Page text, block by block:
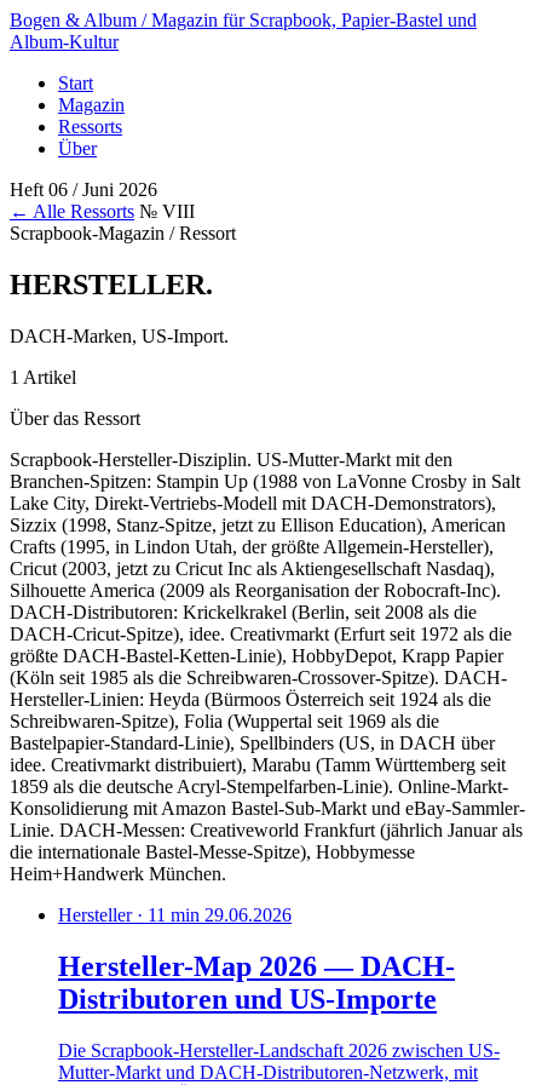
Bogen & Album / Magazin für Scrapbook, Papier-Bastel und
Album-Kultur
Start
Magazin
Ressorts
Über
Heft 06 / Juni 2026
← Alle Ressorts № VIII
Scrapbook-Magazin / Ressort
HERSTELLER.
DACH-Marken, US-Import.
1 Artikel
Über das Ressort
Scrapbook-Hersteller-Disziplin. US-Mutter-Markt mit den
Branchen-Spitzen: Stampin Up (1988 von LaVonne Crosby in Salt
Lake City, Direkt-Vertriebs-Modell mit DACH-Demonstrators),
Sizzix (1998, Stanz-Spitze, jetzt zu Ellison Education), American
Crafts (1995, in Lindon Utah, der größte Allgemein-Hersteller),
Cricut (2003, jetzt zu Cricut Inc als Aktiengesellschaft Nasdaq),
Silhouette America (2009 als Reorganisation der Robocraft-Inc).
DACH-Distributoren: Krickelkrakel (Berlin, seit 2008 als die
DACH-Cricut-Spitze), idee. Creativmarkt (Erfurt seit 1972 als die
größte DACH-Bastel-Ketten-Linie), HobbyDepot, Krapp Papier
(Köln seit 1985 als die Schreibwaren-Crossover-Spitze). DACH-
Hersteller-Linien: Heyda (Bürmoos Österreich seit 1924 als die
Schreibwaren-Spitze), Folia (Wuppertal seit 1969 als die
Bastelpapier-Standard-Linie), Spellbinders (US, in DACH über
idee. Creativmarkt distribuiert), Marabu (Tamm Württemberg seit
1859 als die deutsche Acryl-Stempelfarben-Linie). Online-Markt-
Konsolidierung mit Amazon Bastel-Sub-Markt und eBay-Sammler-
Linie. DACH-Messen: Creativeworld Frankfurt (jährlich Januar als
die internationale Bastel-Messe-Spitze), Hobbymesse
Heim+Handwerk München.
Hersteller · 11 min 29.06.2026
Hersteller-Map 2026 — DACH-
Distributoren und US-Importe
Die Scrapbook-Hersteller-Landschaft 2026 zwischen US-
Mutter-Markt und DACH-Distributoren-Netzwerk, mit